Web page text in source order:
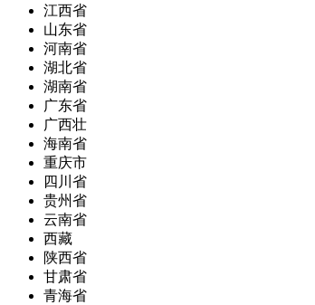
江西省
山东省
河南省
湖北省
湖南省
广东省
广西壮
海南省
重庆市
四川省
贵州省
云南省
西藏
陕西省
甘肃省
青海省